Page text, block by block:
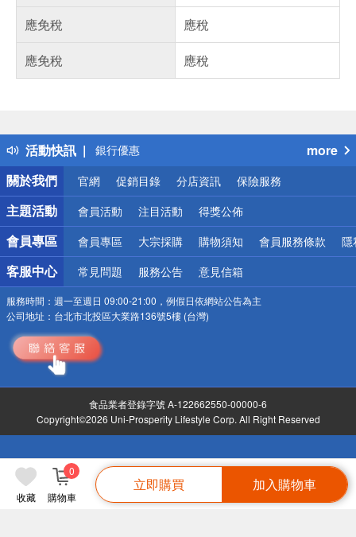
收藏 購物車
0
立即購買 加入購物車
應免稅
應稅
應免稅
應稅
活動快訊
偏遠地區配送
熱門話題
銀行優惠
偏遠地區配送
詐騙網頁！請小心！
more
關於我們
官網 促銷目錄 分店資訊 保險服務
主題活動 會員活動 注目活動 得獎公佈
會員專區 會員專區 大宗採購 購物須知 會員服務條款 隱
客服中心 常見問題 服務公告 意見信箱
服務時間： 週一至週日 09:00-21:00，例假日依網站公告為主
公司地址： 台北市北投區大業路136號5樓 (台灣)
食品業者登錄字號 A-122662550-00000-6
Copyright©2026 Uni-Prosperity Lifestyle Corp. All Right Reserved